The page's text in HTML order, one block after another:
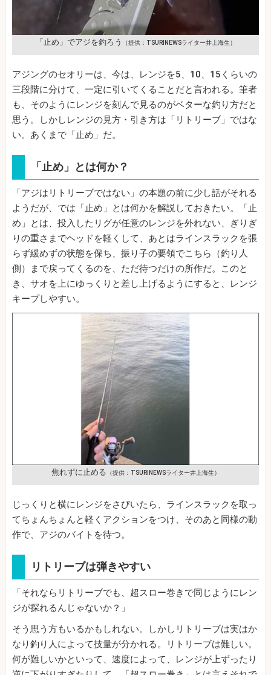
「止め」でアジを釣ろう （提供：TSURINEWSライター井上海生）
アジングのセオリーは、今は、レンジを5、10、15くらいの
三段階に分けて、一定に引いてくることだと言われる。筆者
も、そのようにレンジを刻んで見るのがベターな釣り方だと
思う。しかしレンジの見方・引き方は「リトリーブ」ではな
い。あくまで「止め」だ。
「止め」とは何か？
「アジはリトリーブではない」の本題の前に少し話がそれる
ようだが、では「止め」とは何かを解説しておきたい。「止
め」とは、投入したリグが任意のレンジを外れない、ぎりぎ
りの重さまでヘッドを軽くして、あとはラインスラックを張
らず緩めずの状態を保ち、振り子の要領でこちら（釣り人
側）まで戻ってくるのを、ただ待つだけの所作だ。このと
き、サオを上にゆっくりと差し上げるようにすると、レンジ
キープしやすい。
焦れずに止める （提供：TSURINEWSライター井上海生）
じっくりと横にレンジをさびいたら、ラインスラックを取っ
てちょんちょんと軽くアクションをつけ、そのあと同様の動
作で、アジのバイトを待つ。
リトリーブは弾きやすい
「それならリトリーブでも、超スロー巻きで同じようにレン
ジが探れるんじゃないか？」
そう思う方もいるかもしれない。しかしリトリーブは実はか
なり釣り人によって技量が分かれる。リトリーブは難しい。
何が難しいかといって、速度によって、レンジが上ずったり